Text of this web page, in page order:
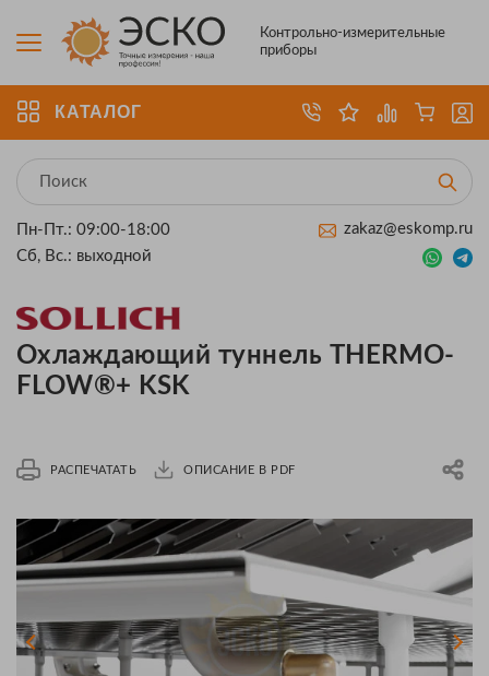
Контрольно-измерительные
приборы
КАТАЛОГ
Пн-Пт.: 09:00-18:00
Сб, Вс.: выходной
zakaz@eskomp.ru
Охлаждающий туннель THERMO-
FLOW®+ KSK
РАСПЕЧАТАТЬ ОПИСАНИЕ В PDF